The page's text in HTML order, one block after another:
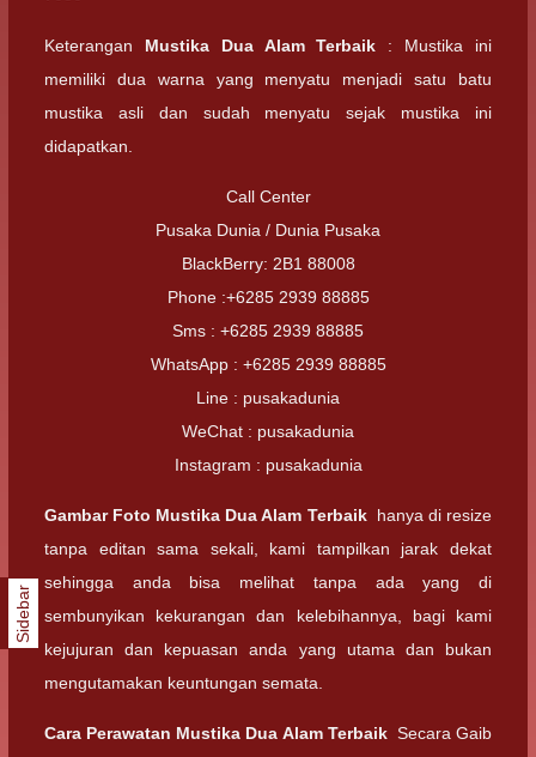
Keterangan Mustika Dua Alam Terbaik : Mustika ini
memiliki dua warna yang menyatu menjadi satu batu
mustika asli dan sudah menyatu sejak mustika ini
didapatkan.
Call Center
Pusaka Dunia / Dunia Pusaka
BlackBerry: 2B1 88008
Phone :+6285 2939 88885
Sms : +6285 2939 88885
WhatsApp : +6285 2939 88885
Line : pusakadunia
WeChat : pusakadunia
Instagram : pusakadunia
Gambar Foto Mustika Dua Alam Terbaikhanya di resize
tanpa editan sama sekali, kami tampilkan jarak dekat
sehingga anda bisa melihat tanpa ada yang di
sembunyikan kekurangan dan kelebihannya, bagi kami
kejujuran dan kepuasan anda yang utama dan bukan
mengutamakan keuntungan semata.
Cara Perawatan Mustika Dua Alam TerbaikSecara Gaib
Sidebar